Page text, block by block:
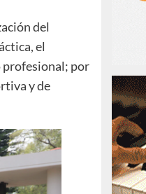
del
el
profesional; por
y de